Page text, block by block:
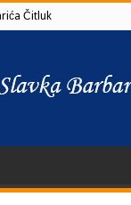
Čitluk